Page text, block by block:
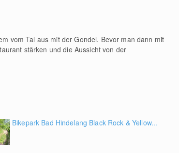
vom Tal aus mit der Gondel. Bevor man dann mit
stärken und die Aussicht von der
Bikepark Bad Hindelang Black Rock & Yellow...